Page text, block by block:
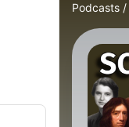
Podcasts